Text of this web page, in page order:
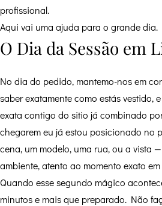
profissional.
Aqui vai uma ajuda para o grande dia.
O Dia da Sessão em
No dia do pedido, mantemo-nos em
saber exatamente como estás vestido,
exata contigo do sitio já combinado
chegarem eu já estou posicionado no
cena, um modelo, uma rua, ou a vista
ambiente, atento ao momento exato em
Quando esse segundo mágico
minutos e mais que preparado. Não